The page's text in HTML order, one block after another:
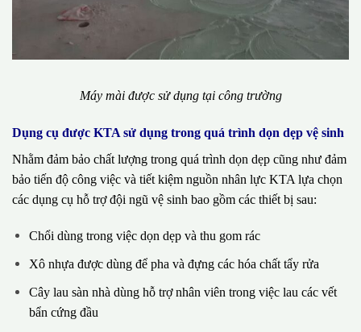
Máy mài được sử dụng tại công trường
Dụng cụ được KTA sử dụng trong quá trình dọn dẹp vệ sinh
Nhằm đảm bảo chất lượng trong quá trình dọn dẹp cũng như đảm
bảo tiến độ công việc và tiết kiệm nguồn nhân lực KTA lựa chọn
các dụng cụ hỗ trợ đội ngũ vệ sinh bao gồm các thiết bị sau:
Chổi dùng trong việc dọn dẹp và thu gom rác
Xô nhựa được dùng để pha và đựng các hóa chất tẩy rửa
Cây lau sàn nhà dùng hỗ trợ nhân viên trong việc lau các vết
bẩn cứng đầu